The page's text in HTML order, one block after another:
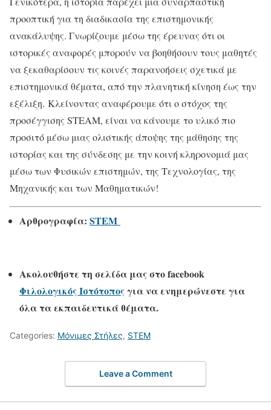
προοπτική για τη διαδικασία της επιστημονικής
ανακάλυψης. Γνωρίζουμε μέσω της έρευνας ότι οι
ιστορικές αναφορές μπορούν να βοηθήσουν τους μαθητές
να ξεκαθαρίσουν τις κοινές παρανοήσεις σχετικά με
επιστημονικά θέματα, από την πλανητική κίνηση έως την
εξέλιξη. Κλείνοντας αναφέρουμε ότι ο στόχος της
προσέγγισης STEAM, είναι να κάνουμε το υλικό πιο
προσιτό μέσω μιας ολιστικής άποψης της μάθησης της
ιστορίας και της σύνδεσης με την κοινή κληρονομιά μας
μέσω των Φυσικών επιστημών, της Τεχνολογίας, της
Μηχανικής και των Μαθηματικών!
Αρθρογραφία: STEM
Ακολουθήστε τη σελίδα μας στοfacebook
Φιλολογικός Ιστότοποςγια να ενημερώνεστε για
όλα τα εκπαιδευτικά θέματα.
Categories: Μόνιμες Στήλες, STEM
Leave a Comment